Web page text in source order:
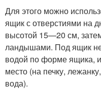
Для этого можно
ящик с отверстиями на
высотой 15—20 см,
ландышами. Под ящик
водой по форме ящика,
место (на печку,
вода).